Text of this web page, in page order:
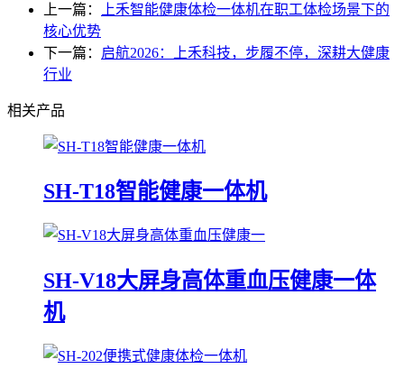
上一篇：
上禾智能健康体检一体机在职工体检场景下的
核心优势
下一篇： 启航2026：上禾科技，步履不停，深耕大健康
行业
相关产品
SH-T18智能健康一体机
SH-V18大屏身高体重血压健康一体
机